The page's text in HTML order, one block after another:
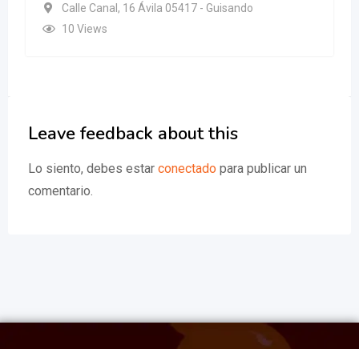
Calle Canal, 16 Ávila 05417 - Guisando
10 Views
Leave feedback about this
Lo siento, debes estar conectado para publicar un
comentario.